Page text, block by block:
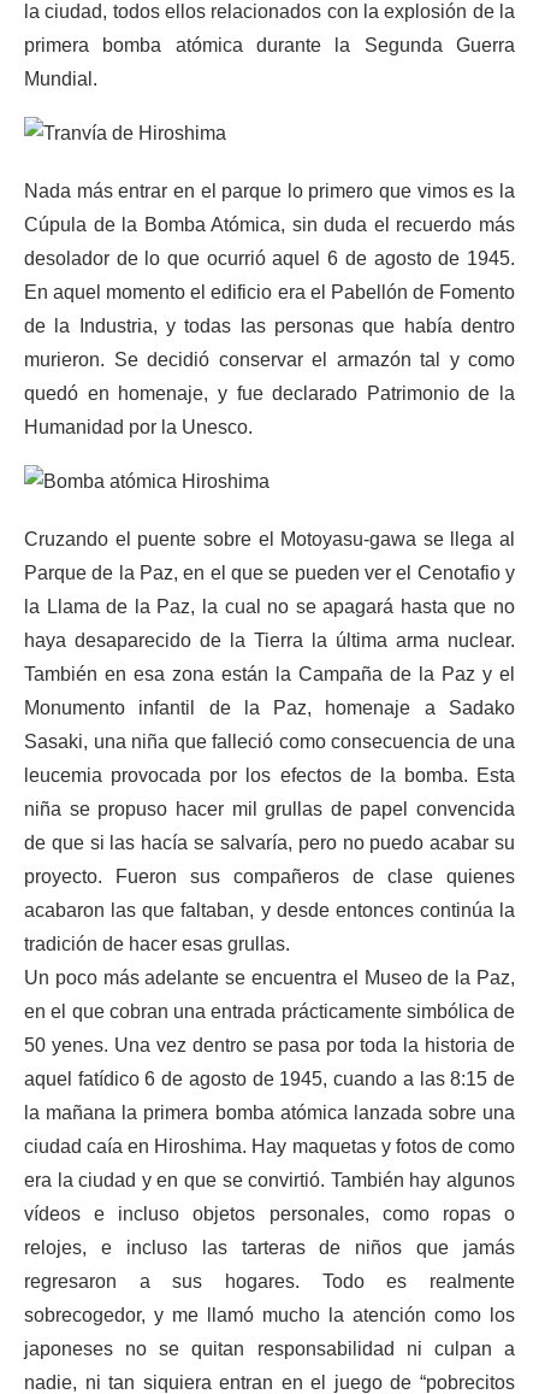
la ciudad, todos ellos relacionados con la explosión de la
primera bomba atómica durante la Segunda Guerra
Mundial.
Nada más entrar en el parque lo primero que vimos es la
Cúpula de la Bomba Atómica, sin duda el recuerdo más
desolador de lo que ocurrió aquel 6 de agosto de 1945.
En aquel momento el edificio era el Pabellón de Fomento
de la Industria, y todas las personas que había dentro
murieron. Se decidió conservar el armazón tal y como
quedó en homenaje, y fue declarado Patrimonio de la
Humanidad por la Unesco.
Cruzando el puente sobre el Motoyasu-gawa se llega al
Parque de la Paz, en el que se pueden ver el Cenotafio y
la Llama de la Paz, la cual no se apagará hasta que no
haya desaparecido de la Tierra la última arma nuclear.
También en esa zona están la Campaña de la Paz y el
Monumento infantil de la Paz, homenaje a Sadako
Sasaki, una niña que falleció como consecuencia de una
leucemia provocada por los efectos de la bomba. Esta
niña se propuso hacer mil grullas de papel convencida
de que si las hacía se salvaría, pero no puedo acabar su
proyecto. Fueron sus compañeros de clase quienes
acabaron las que faltaban, y desde entonces continúa la
tradición de hacer esas grullas.
Un poco más adelante se encuentra el Museo de la Paz,
en el que cobran una entrada prácticamente simbólica de
50 yenes. Una vez dentro se pasa por toda la historia de
aquel fatídico 6 de agosto de 1945, cuando a las 8:15 de
la mañana la primera bomba atómica lanzada sobre una
ciudad caía en Hiroshima. Hay maquetas y fotos de como
era la ciudad y en que se convirtió. También hay algunos
vídeos e incluso objetos personales, como ropas o
relojes, e incluso las tarteras de niños que jamás
regresaron a sus hogares. Todo es realmente
sobrecogedor, y me llamó mucho la atención como los
japoneses no se quitan responsabilidad ni culpan a
nadie, ni tan siquiera entran en el juego de “pobrecitos